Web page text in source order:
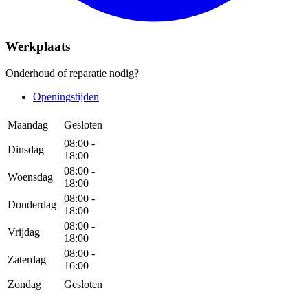
Werkplaats
Onderhoud of reparatie nodig?
Openingstijden
Maandag Gesloten
Dinsdag
08:00 -
18:00
Woensdag
08:00 -
18:00
Donderdag
08:00 -
18:00
Vrijdag
08:00 -
18:00
Zaterdag
08:00 -
16:00
Zondag
Gesloten